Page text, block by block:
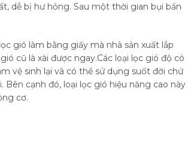
dễ bị hư hỏng. Sau một thời gian bụi bẩn
gió làm bằng giấy mà nhà sản xuất lắp
cũ là xài được ngay.Các loại lọc gió độ có
vệ sinh lại và có thể sử dụng suốt đời chứ
cạnh đó, loại lọc gió hiệu năng cao này
cơ.